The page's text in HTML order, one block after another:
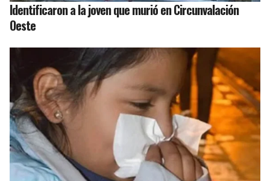
Identificaron a la joven que murió en Circunvalación
Oeste